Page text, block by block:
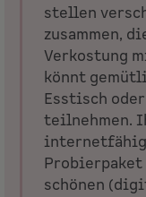
stellen
zusammen,
Verkostung
könnt
Esstisch
teilnehmen.
Probierpaket
schönen